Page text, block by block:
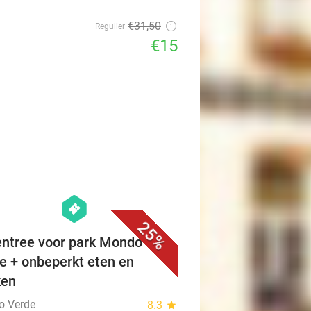
Regulier €31,50
€15
25%
hexagon
events
voor park Mondo
+ onbeperkt eten en
Verde 8.3 star